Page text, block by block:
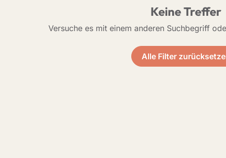
Keine Treffer
Versuche es mit einem anderen Suchbegriff
Alle Filter